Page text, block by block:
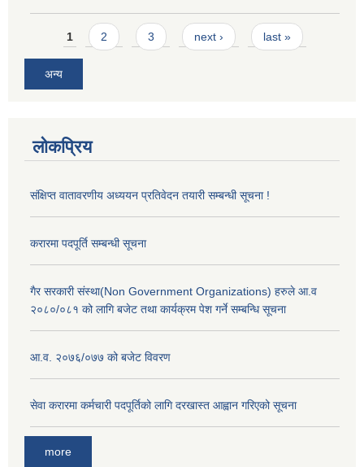
Pages
1 2 3 next › last »
अन्य
लोकप्रिय
संक्षिप्त वातावरणीय अध्ययन प्रतिवेदन तयारी सम्बन्धी सूचना !
करारमा पदपूर्ति सम्बन्धी सूचना
गैर सरकारी संस्था(Non Government Organizations) हरुले आ.व
२०८०/०८१ को लागि बजेट तथा कार्यक्रम पेश गर्ने सम्बन्धि सूचना
आ‍.व. २०७६/०७७ को बजेट विवरण
सेवा करारमा कर्मचारी पदपूर्तिको लागि दरखास्त आह्वान गरिएको सूचना
more